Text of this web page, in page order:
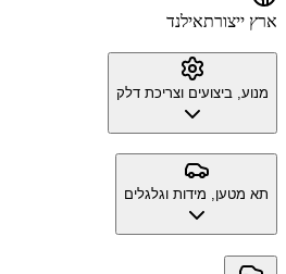
ארץ ייצורתאילנד
מנוע, ביצועים וצריכת דלק
תא מטען, מידות וגלגלים